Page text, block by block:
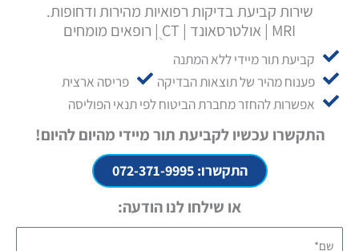
שירות קביעת בדיקות רפואיות מהירות ודחופות.
MRI | אולטרסאונד | CT ֻ| רופאים מומחים
קביעת תור מיידי ללא המתנה
פענוח מהיר של תוצאות הבדיקה
פריסה ארצית
אפשרות להחזר מחברת הביטוח לפי תנאי הפוליסה
התקשרו עכשיו לקביעת תור מיידי מהיום להיום!
התקשרו: 072-371-9995
או שילחו לנו הודעה: